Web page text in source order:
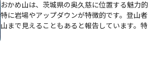
おかめ山は、茨城県の奥久慈に位置する魅力
特に岩場やアップダウンが特徴的です。登山
山まで見えることもあると報告しています。特に